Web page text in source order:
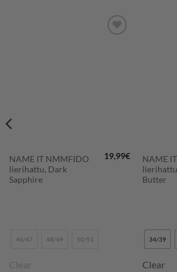
NAME IT NMMFIDO
lierihattu, Dark
Sapphire
19,99€
46/47 48/49 50/51
Clear
NAME
Butter
34/39
Clear